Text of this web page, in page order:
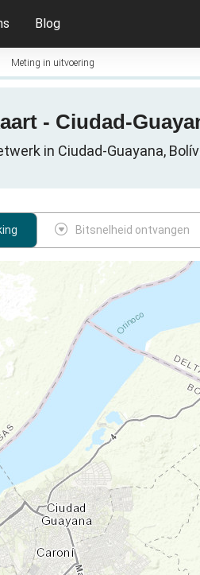
Blog
Meting in uitvoering
- Ciudad-
in Ciudad-Guayana,
Bitsnelheid ontvangen